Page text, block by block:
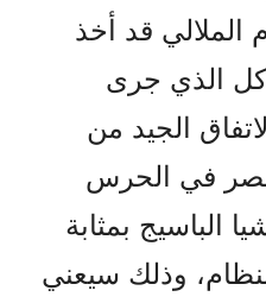
الملالي قد أخذ
الذي جرى
الجيد من
في الحرس
الباسيج بمثابة
النظام، وذلك سيعني